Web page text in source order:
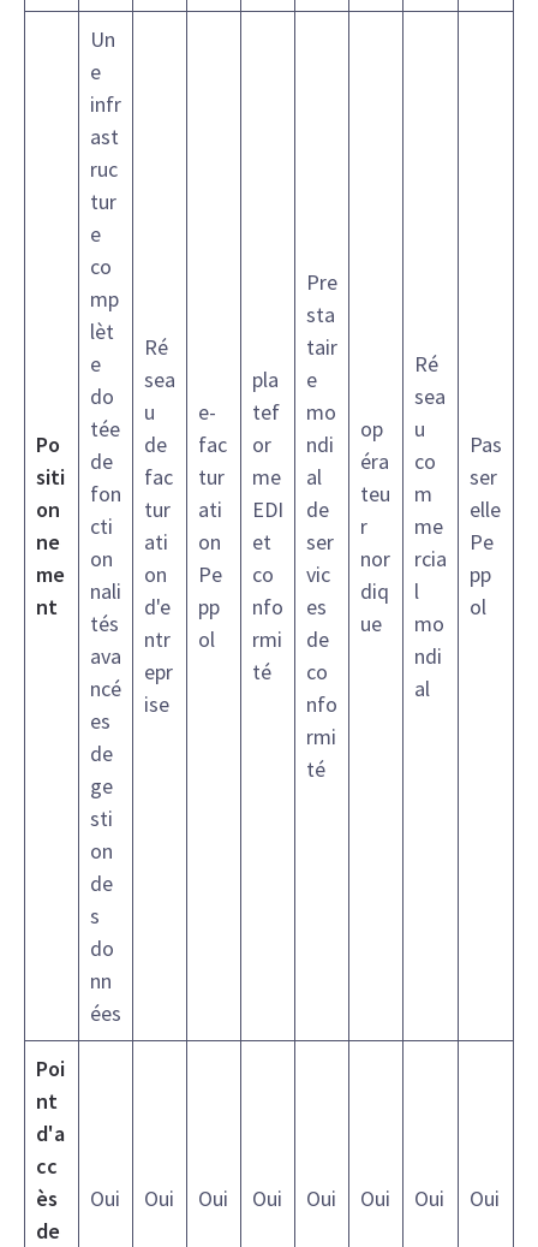
Po
siti
on
ne
me
nt
Un
e
infr
ast
ruc
tur
e
co
mp
lèt
e
do
tée
de
fon
cti
on
nali
tés
ava
ncé
es
de
ge
sti
on
de
s
do
nn
ées
Ré
sea
u
de
fac
tur
ati
on
d'e
ntr
epr
ise
e-
fac
tur
ati
on
Pe
pp
ol
pla
tef
or
me
EDI
et
co
nfo
rmi
té
Pre
sta
tair
e
mo
ndi
al
de
ser
vic
es
de
co
nfo
rmi
té
op
éra
teu
r
nor
diq
ue
Ré
sea
u
co
m
me
rcia
l
mo
ndi
al
Pas
ser
elle
Pe
pp
ol
Poi
nt
d'a
cc
ès
de
Oui Oui Oui Oui Oui Oui Oui Oui